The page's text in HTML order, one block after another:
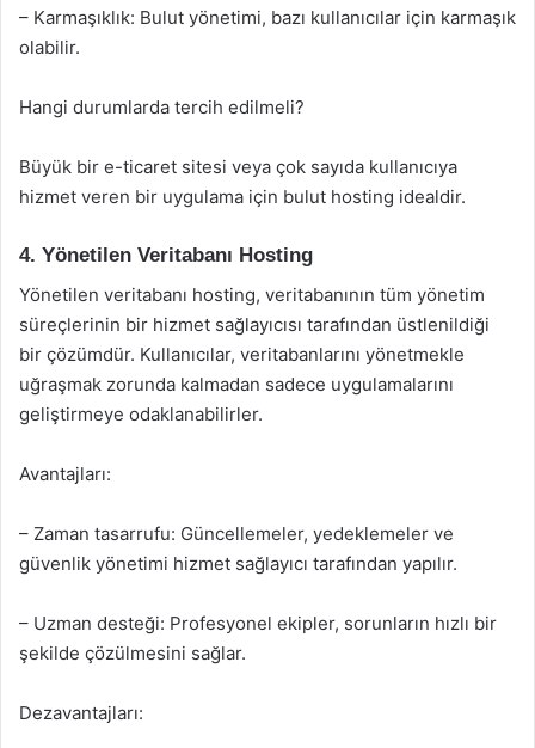
– Karmaşıklık: Bulut yönetimi, bazı kullanıcılar için karmaşık
olabilir.
Hangi durumlarda tercih edilmeli?
Büyük bir e-ticaret sitesi veya çok sayıda kullanıcıya
hizmet veren bir uygulama için bulut hosting idealdir.
4. Yönetilen Veritabanı Hosting
Yönetilen veritabanı hosting, veritabanının tüm yönetim
süreçlerinin bir hizmet sağlayıcısı tarafından üstlenildiği
bir çözümdür. Kullanıcılar, veritabanlarını yönetmekle
uğraşmak zorunda kalmadan sadece uygulamalarını
geliştirmeye odaklanabilirler.
Avantajları:
– Zaman tasarrufu: Güncellemeler, yedeklemeler ve
güvenlik yönetimi hizmet sağlayıcı tarafından yapılır.
– Uzman desteği: Profesyonel ekipler, sorunların hızlı bir
şekilde çözülmesini sağlar.
Dezavantajları: